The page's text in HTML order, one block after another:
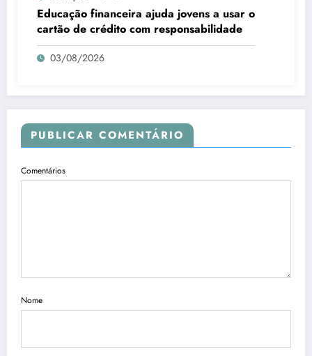
Educação financeira ajuda jovens a usar o
cartão de crédito com responsabilidade
03/08/2026
PUBLICAR COMENTÁRIO
Comentários
Nome